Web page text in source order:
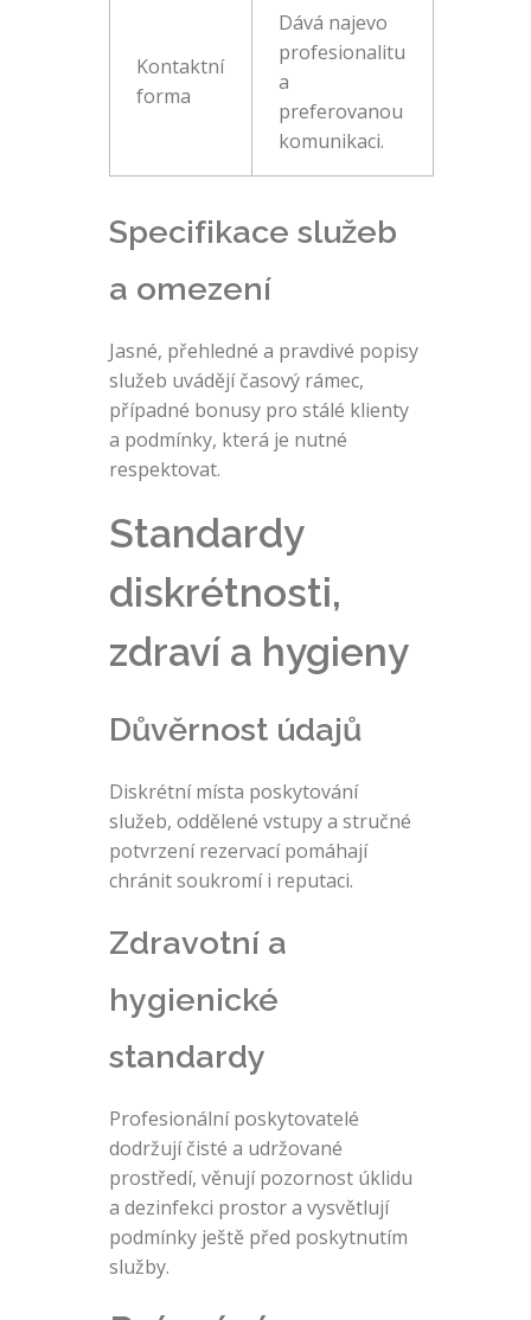
Kontaktní
forma
Dává najevo
profesionalitu
a
preferovanou
komunikaci.
Specifikace služeb
a omezení
Jasné, přehledné a pravdivé popisy
služeb uvádějí časový rámec,
případné bonusy pro stálé klienty
a podmínky, která je nutné
respektovat.
Standardy
diskrétnosti,
zdraví a hygieny
Důvěrnost údajů
Diskrétní místa poskytování
služeb, oddělené vstupy a stručné
potvrzení rezervací pomáhají
chránit soukromí i reputaci.
Zdravotní a
hygienické
standardy
Profesionální poskytovatelé
dodržují čisté a udržované
prostředí, věnují pozornost úklidu
a dezinfekci prostor a vysvětlují
podmínky ještě před poskytnutím
služby.